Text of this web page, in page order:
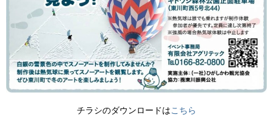
チラシのダウンロードはこちら